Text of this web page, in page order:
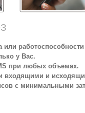
или
у Вас.
при любых объемах.
входящими и
с минимальными